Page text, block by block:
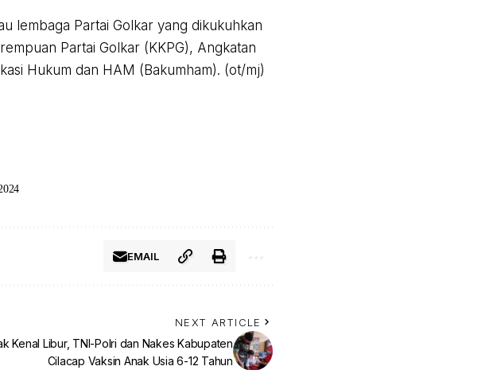
lembaga Partai Golkar yang dikukuhkan
Partai Golkar (KKPG), Angkatan
Hukum dan HAM (Bakumham). (ot/mj)
EMAIL
NEXT ARTICLE
Kenal Libur, TNI-Polri dan Nakes Kabupaten
Cilacap Vaksin Anak Usia 6-12 Tahun